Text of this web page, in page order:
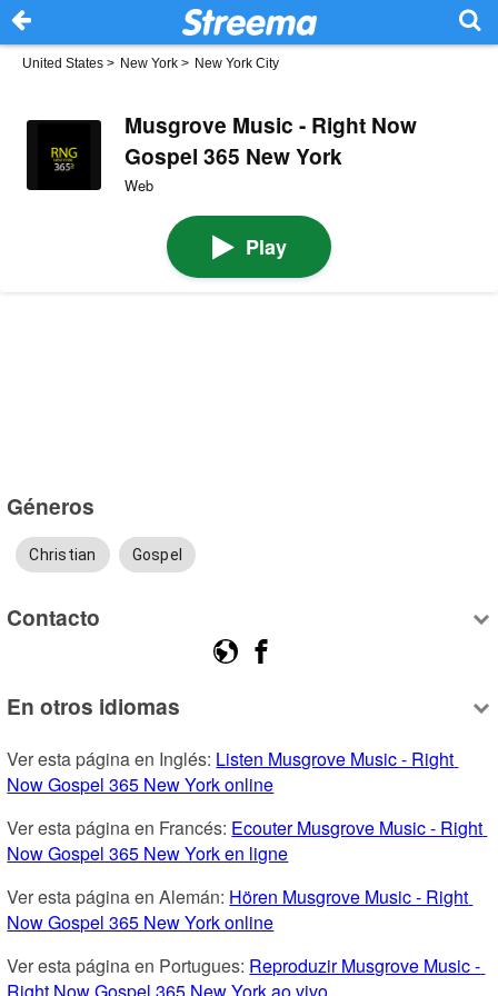
United States > New York > New York City
Musgrove Music - Right Now
Gospel 365 New York
Web
Play
Géneros
Christian Gospel
Contacto
En otros idiomas
Ver esta página en Inglés: Listen Musgrove Music - Right
Now Gospel 365 New York online
Ver esta página en Francés: Ecouter Musgrove Music - Right
Now Gospel 365 New York en ligne
Ver esta página en Alemán: Hören Musgrove Music - Right
Now Gospel 365 New York online
Ver esta página en Portugues: Reproduzir Musgrove Music -
Right Now Gospel 365 New York ao vivo